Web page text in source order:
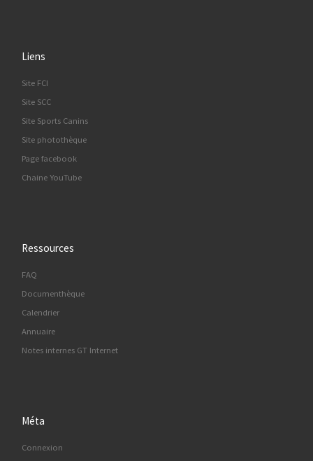
Liens
Site FCI
Site SCC
Site Sports Canins
Site photothèque
Page facebook
Chaine YouTube
Ressources
FAQ
Documenthèque
Calendrier
Annuaire
Notes internes GT Internet
Méta
Connexion